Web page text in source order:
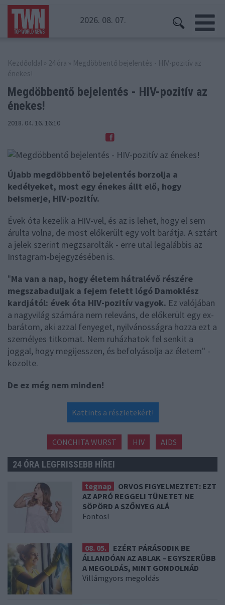
2026. 08. 07.
Kezdőoldal » 24 óra » Megdöbbentő bejelentés - HIV-pozitív az
énekes!
Megdöbbentő bejelentés - HIV-pozitív az
énekes!
2018. 04. 16. 16:10
Újabb megdöbbentő bejelentés borzolja a
kedélyeket, most egy énekes állt elő, hogy
beismerje, HIV-pozitív.
Évek óta kezelik a HIV-vel, és az is lehet, hogy el sem
árulta volna, de most előkerült egy volt barátja. A sztárt
a jelek szerint megzsarolták - erre utal legalábbis az
Instagram-bejegyzésében is.
"Ma van a nap, hogy életem hátralévő részére
megszabaduljak a fejem felett lógó Damoklész
kardjától: évek óta HIV-pozitív vagyok. Ez valójában
a nagyvilág számára nem releváns, de előkerült egy ex-
barátom, aki azzal fenyeget, nyilvánosságra hozza ezt a
személyes titkomat. Nem ruházhatok fel senkit a
joggal, hogy megijesszen, és befolyásolja az életem" -
közölte.
De ez még nem minden!
Kattints a részletekért!
CONCHITA WURST HIV AIDS
24 ÓRA LEGFRISSEBB HÍREI
tegnap
ORVOS FIGYELMEZTET: EZT
AZ APRÓ REGGELI TÜNETET NE
SÖPÖRD A SZŐNYEG ALÁ
Fontos!
08. 05.
EZÉRT PÁRÁSODIK BE
ÁLLANDÓAN AZ ABLAK – EGYSZERŰBB
A MEGOLDÁS, MINT GONDOLNÁD
Villámgyors megoldás